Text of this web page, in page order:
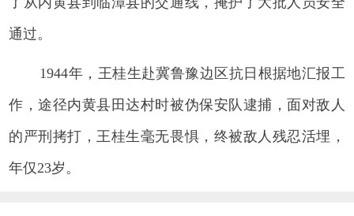
通过。
1944年，王桂生赴冀鲁豫边区抗日根据地汇报工
作，途径内黄县田达村时被伪保安队逮捕，面对敌人
的严刑拷打，王桂生毫无畏惧，终被敌人残忍活埋，
年仅23岁。